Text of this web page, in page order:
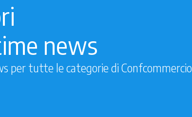
news
per tutte le categorie di Confcommercio